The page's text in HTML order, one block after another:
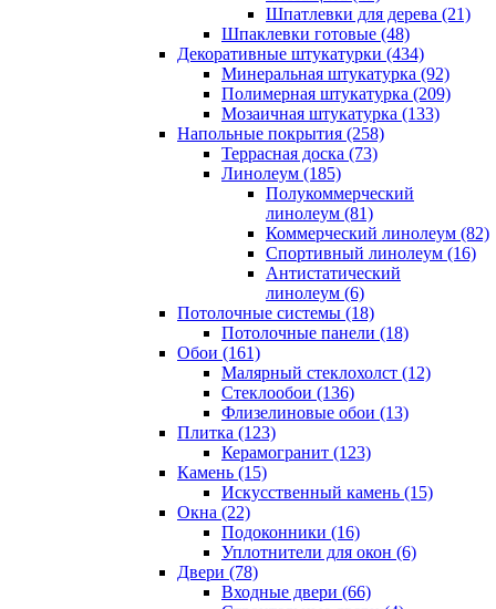
Шпатлевки для дерева (21)
Шпаклевки готовые (48)
Декоративные штукатурки (434)
Минеральная штукатурка (92)
Полимерная штукатурка (209)
Мозаичная штукатурка (133)
Напольные покрытия (258)
Террасная доска (73)
Линолеум (185)
Полукоммерческий
линолеум (81)
Коммерческий линолеум (82)
Спортивный линолеум (16)
Антистатический
линолеум (6)
Потолочные системы (18)
Потолочные панели (18)
Обои (161)
Малярный стеклохолст (12)
Стеклообои (136)
Флизелиновые обои (13)
Плитка (123)
Керамогранит (123)
Камень (15)
Искусственный камень (15)
Окна (22)
Подоконники (16)
Уплотнители для окон (6)
Двери (78)
Входные двери (66)